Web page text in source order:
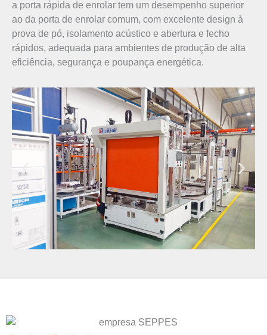
a porta rápida de enrolar tem um desempenho superior
ao da porta de enrolar comum, com excelente design à
prova de pó, isolamento acústico e abertura e fecho
rápidos, adequada para ambientes de produção de alta
eficiência, segurança e poupança energética.